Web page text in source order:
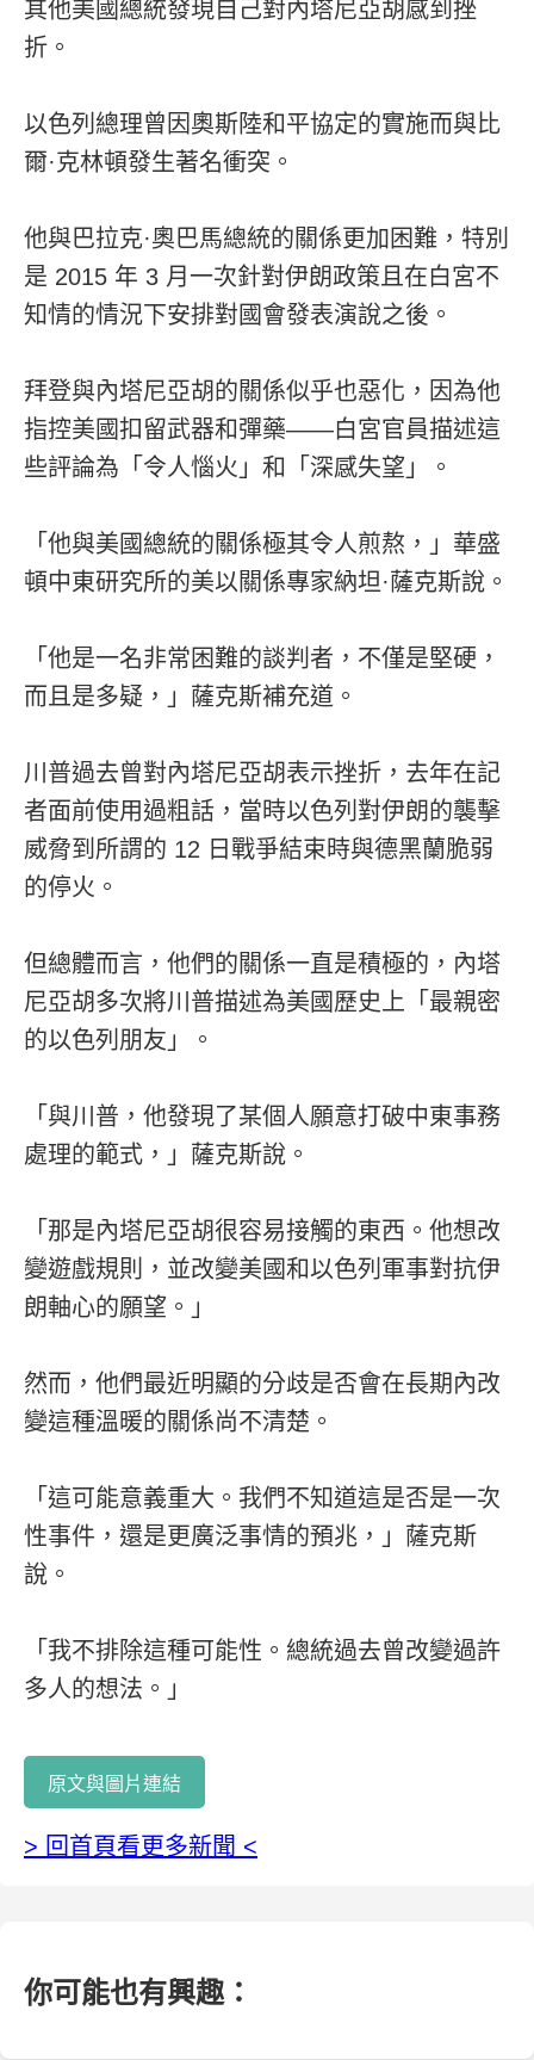
其他美國總統發現自己對內塔尼亞胡感到挫
折。
以色列總理曾因奧斯陸和平協定的實施而與比
爾·克林頓發生著名衝突。
他與巴拉克·奧巴馬總統的關係更加困難，特別
是 2015 年 3 月一次針對伊朗政策且在白宮不
知情的情況下安排對國會發表演說之後。
拜登與內塔尼亞胡的關係似乎也惡化，因為他
指控美國扣留武器和彈藥——白宮官員描述這
些評論為「令人惱火」和「深感失望」。
「他與美國總統的關係極其令人煎熬，」華盛
頓中東研究所的美以關係專家納坦·薩克斯說。
「他是一名非常困難的談判者，不僅是堅硬，
而且是多疑，」薩克斯補充道。
川普過去曾對內塔尼亞胡表示挫折，去年在記
者面前使用過粗話，當時以色列對伊朗的襲擊
威脅到所謂的 12 日戰爭結束時與德黑蘭脆弱
的停火。
但總體而言，他們的關係一直是積極的，內塔
尼亞胡多次將川普描述為美國歷史上「最親密
的以色列朋友」。
「與川普，他發現了某個人願意打破中東事務
處理的範式，」薩克斯說。
「那是內塔尼亞胡很容易接觸的東西。他想改
變遊戲規則，並改變美國和以色列軍事對抗伊
朗軸心的願望。」
然而，他們最近明顯的分歧是否會在長期內改
變這種溫暖的關係尚不清楚。
「這可能意義重大。我們不知道這是否是一次
性事件，還是更廣泛事情的預兆，」薩克斯
說。
「我不排除這種可能性。總統過去曾改變過許
多人的想法。」
原文與圖片連結
> 回首頁看更多新聞 <
你可能也有興趣：